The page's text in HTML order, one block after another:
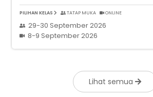
PILIHAN KELAS TATAP MUKA ONLINE
29-30 September 2026
8-9 September 2026
Lihat semua